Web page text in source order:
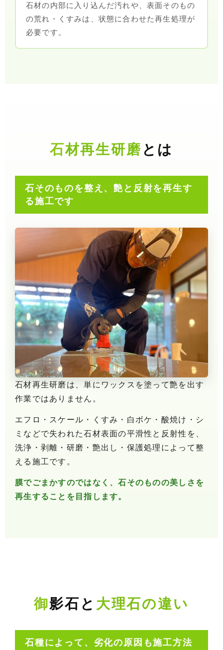
石材の内部に入り込んだ汚れや、表面そのもの
の荒れ・くすみは、状態に合わせた再生処理が
必要です。
石材再生研磨とは
石そのものを整え、艶と反射を再生す
る施工です
石材再生研磨は、単にワックスを塗って艶を出す
作業ではありません。
エフロ・スケール・くすみ・白ボケ・酸焼け・シ
ミなどで失われた石材表面の平滑性と反射性を、
洗浄・剥離・研磨・艶出し・保護処理によって整
える施工です。
膜でごまかすのではなく、石そのものの美しさを
再生することを目指します。
御影石と 大理石の違い
石種によって、劣化の原因も施工方法